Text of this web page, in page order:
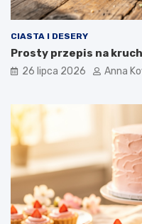
CIASTA I DESERY
Prosty przepis na
26 lipca 2026 Anna